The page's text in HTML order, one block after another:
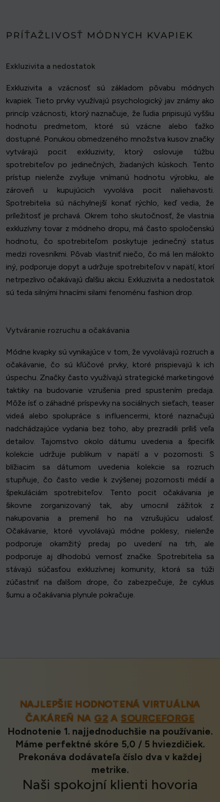
PRÍŤAŽLIVOSŤ MÓDNYCH KVAPIEK
Exkluzivita a nedostatok
Exkluzivita a vzácnosť sú základom pôvabu módnych
kvapiek. Tieto prvky využívajú psychologický jav známy ako
princíp vzácnosti, ktorý naznačuje, že ľudia pripisujú vyššiu
hodnotu predmetom, ktoré sú vzácne alebo ťažko
dostupné. Ponukou obmedzeného množstva kusov značky
vytvárajú pocit exkluzivity, ktorý oslovuje túžbu
spotrebiteľov po jedinečných, žiadaných kúskoch. Tento
prístup nielenže zvyšuje vnímanú hodnotu výrobku, ale
zároveň u kupujúcich vyvoláva pocit naliehavosti.
Spotrebitelia sú náchylnejší konať rýchlo, keď vedia, že
príležitosť je prchavá. Okrem toho skutočnosť, že vlastnia
exkluzívny tovar z módneho dropu, má často spoločenskú
hodnotu, čo spotrebiteľom poskytuje jedinečný status
medzi rovesníkmi. Pôvab vlastniť niečo, čo má len málokto
iný, podporuje dopyt a udržuje spotrebiteľov v napätí, ktorí
netrpezlivo očakávajú ďalšiu akciu. Exkluzivita a nedostatok
sú teda silnými hnacími silami fenoménu fashion drop.
Vytváranie rozruchu a očakávania
Módne kvapky sú vynikajúce v tom, že vyvolávajú rozruch a
očakávanie, čo sú kľúčové prvky, ktoré prispievajú k ich
úspechu. Značky často využívajú strategické marketingové
taktiky na budovanie vzrušenia pred spustením predaja.
Môže ísť o záhadné príspevky na sociálnych sieťach, teaser
videá alebo spolupráce s influencermi, ktoré naznačujú
nadchádzajúce vydania bez toho, aby prezradili príliš veľa
detailov. Tajomstvo okolo dátumu uvedenia a špecifík
kolekcie udržuje publikum v napätí a v pozornosti. S
blížiacim sa dátumom uvedenia kolekcie sa rozruch
stupňuje, čo často vedie k zvýšenej pozornosti médií a
špekuláciám spotrebiteľov. Tento pocit očakávania je
šikovne zorganizovaný tak, aby umocnil zážitok z
nakupovania a premenil ho na vzrušujúcu udalosť.
Očakávanie, ktoré vyvolávajú módne poklesy, nielenže
podporuje okamžitý predaj po uvedení na trh, ale
podporuje aj dlhodobú vernosť značke. Spotrebitelia sa
stávajú súčasťou exkluzívnej komunity, ktorá sa túži
zúčastniť na ďalšom drope, čo zabezpečuje, že cyklus
šumu a očakávania plynule pokračuje.
NAJLEPŠIE HODNOTENÁ VIRTUÁLNA
ČAKÁREŇ NAG2 A SOURCEFORGE
Hodnotenie 1. najjednoduchšie na používanie.
Máme perfektné skóre 5,0 / 5 hviezdičiek.
Prekonáva dodávateľa číslo dva v každej
metrike.
Naši spokojní klienti hovoria